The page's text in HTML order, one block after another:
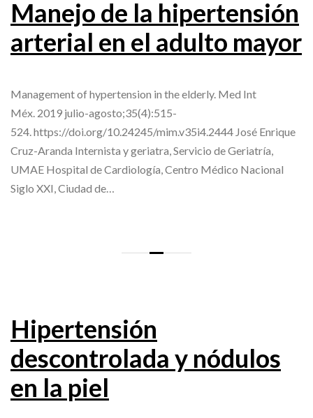
Manejo de la hipertensión
arterial en el adulto mayor
Management of hypertension in the elderly. Med Int
Méx. 2019 julio-agosto;35(4):515-
524. https://doi.org/10.24245/mim.v35i4.2444 José Enrique
Cruz-Aranda Internista y geriatra, Servicio de Geriatría,
UMAE Hospital de Cardiología, Centro Médico Nacional
Siglo XXI, Ciudad de…
Hipertensión
descontrolada y nódulos
en la piel